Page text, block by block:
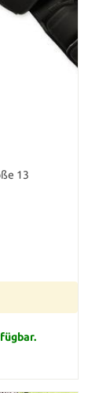
13